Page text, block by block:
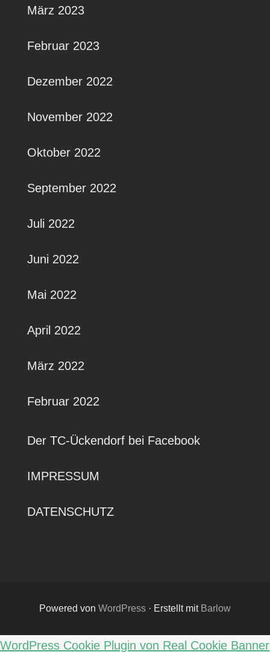
März 2023
Februar 2023
Dezember 2022
November 2022
Oktober 2022
September 2022
Juli 2022
Juni 2022
Mai 2022
April 2022
März 2022
Februar 2022
Der TC-Ückendorf bei Facebook
IMPRESSUM
DATENSCHUTZ
Powered von WordPress · Erstellt mit Barlow
WordPress Cookie Plugin von Real Cookie Banner